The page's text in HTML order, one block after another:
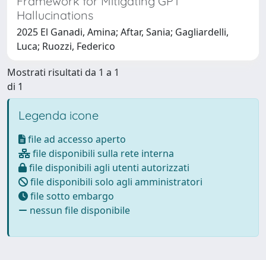
Hallucinations
2025 El Ganadi, Amina; Aftar, Sania; Gagliardelli,
Luca; Ruozzi, Federico
Mostrati risultati da 1 a 1
di 1
Legenda icone
file ad accesso aperto
file disponibili sulla rete interna
file disponibili agli utenti autorizzati
file disponibili solo agli amministratori
file sotto embargo
nessun file disponibile